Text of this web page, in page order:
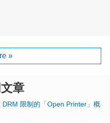
»
章
限制的「Open Printer」概